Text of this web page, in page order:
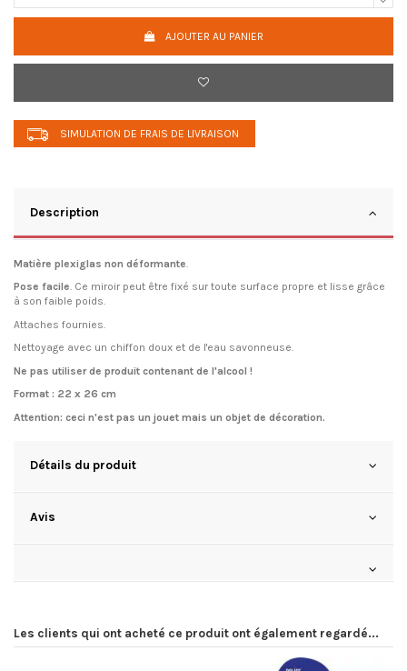
AJOUTER AU PANIER
SIMULATION DE FRAIS DE LIVRAISON
Description
Matière plexiglas non déformante
Pose facile. Ce miroir peut être fixé sur toute surface propre et lisse grâce
à son faible poids.
Attaches fournies.
Nettoyage avec un chiffon doux et de l'eau savonneuse.
Ne pas utiliser de produit contenant de l'alcool !
Format : 22 x 26 cm
Attention: ceci n'est pas un jouet mais un objet de décoration.
Détails du produit
Avis
Les clients qui ont acheté ce produit ont également regardé...